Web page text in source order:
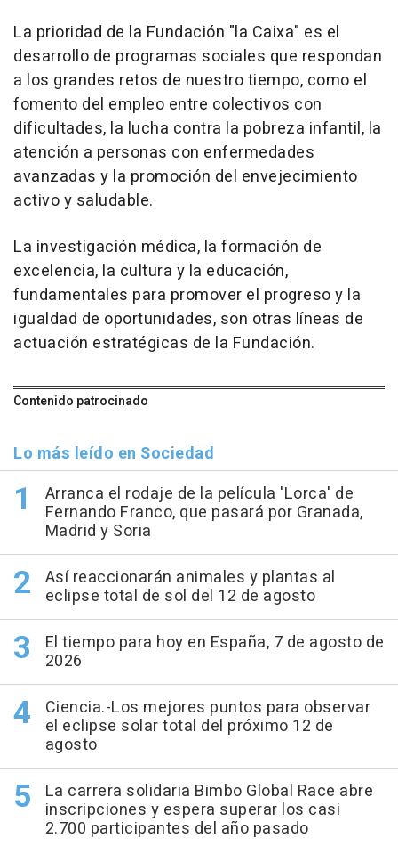
La prioridad de la Fundación "la Caixa" es el
desarrollo de programas sociales que respondan
a los grandes retos de nuestro tiempo, como el
fomento del empleo entre colectivos con
dificultades, la lucha contra la pobreza infantil, la
atención a personas con enfermedades
avanzadas y la promoción del envejecimiento
activo y saludable.
La investigación médica, la formación de
excelencia, la cultura y la educación,
fundamentales para promover el progreso y la
igualdad de oportunidades, son otras líneas de
actuación estratégicas de la Fundación.
Contenido patrocinado
Lo más leído en Sociedad
Arranca el rodaje de la película 'Lorca' de
Fernando Franco, que pasará por Granada,
Madrid y Soria
Así reaccionarán animales y plantas al
eclipse total de sol del 12 de agosto
El tiempo para hoy en España, 7 de agosto de
2026
Ciencia.-Los mejores puntos para observar
el eclipse solar total del próximo 12 de
agosto
La carrera solidaria Bimbo Global Race abre
inscripciones y espera superar los casi
2.700 participantes del año pasado